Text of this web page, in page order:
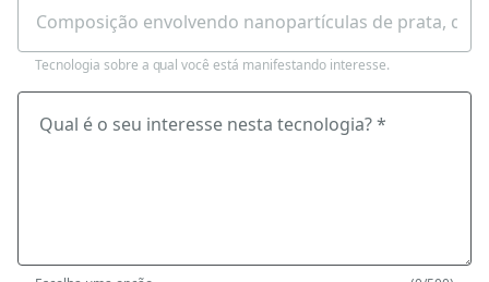
Tecnologia sobre a qual você está manifestando interesse.
Qual é o seu interesse nesta tecnologia? *